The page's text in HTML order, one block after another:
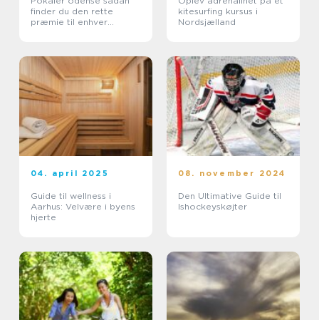
finder du den rette
præmie til enhver
kitesurfing kursus i
Nordsjælland
04. april 2025
Guide til wellness i
Aarhus: Velvære i byens
hjerte
08. november 2024
Den Ultimative Guide til
Ishockeyskøjter